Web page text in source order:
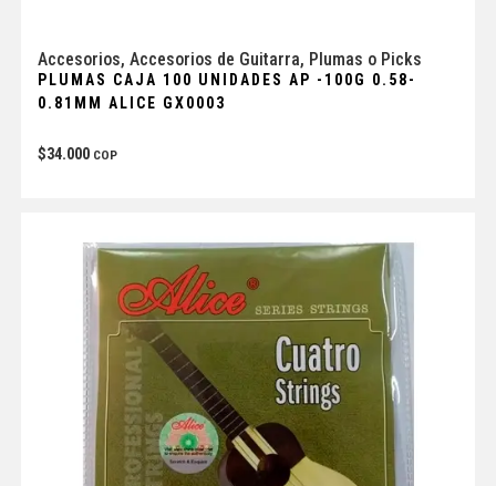
Accesorios, Accesorios de Guitarra, Plumas o Picks
PLUMAS CAJA 100 UNIDADES AP -100G 0.58-
0.81MM ALICE GX0003
$34.000 COP